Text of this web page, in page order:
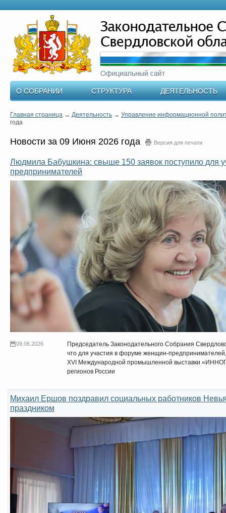
О СОБРАНИИ СТРУКТУРА ДЕЯТЕЛЬНОСТЬ
Главная страница → Деятельность → Управление информационной
года
Новости за 09 Июня 2026 года Версия для печати
Людмила Бабушкина: свыше 150 заявок поступило для
предпринимателей
09.06.2026
Председатель Законодательного Собрания
что для участия в форуме женщин-
XVI Международной промышленной выставки
регионов России
Михаил Ершов поздравил социальных работников
праздником